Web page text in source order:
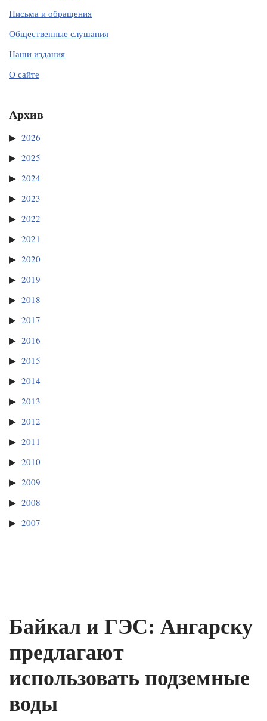
Письма и обращения
Общественные слушания
Наши издания
О сайте
Архив
2026
2025
2024
2023
2022
2021
2020
2019
2018
2017
2016
2015
2014
2013
2012
2011
2010
2009
2008
2007
Байкал и ГЭС: Ангарску
предлагают
использовать подземные
воды